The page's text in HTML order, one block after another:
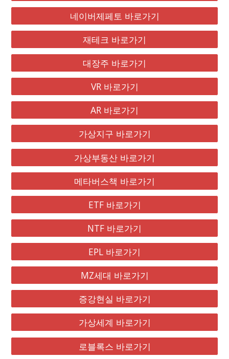
네이버제페토 바로가기
재테크 바로가기
대장주 바로가기
VR 바로가기
AR 바로가기
가상지구 바로가기
가상부동산 바로가기
메타버스책 바로가기
ETF 바로가기
NTF 바로가기
EPL 바로가기
MZ세대 바로가기
증강현실 바로가기
가상세계 바로가기
로블록스 바로가기